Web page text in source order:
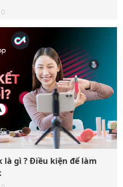
0
là gì ? Điều kiện để làm